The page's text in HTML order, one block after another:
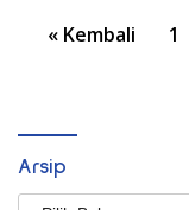
Paginasi
« Kembali 1
Arsip
Arsip